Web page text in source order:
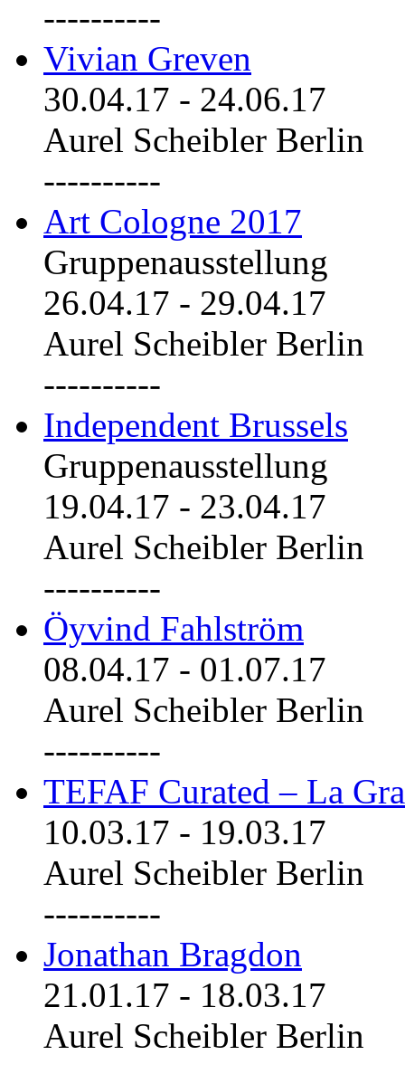
----------
Vivian Greven
30.04.17 - 24.06.17
Aurel Scheibler Berlin
----------
Art Cologne 2017
Gruppenausstellung
26.04.17 - 29.04.17
Aurel Scheibler Berlin
----------
Independent Brussels
Gruppenausstellung
19.04.17 - 23.04.17
Aurel Scheibler Berlin
----------
Öyvind Fahlström
08.04.17 - 01.07.17
Aurel Scheibler Berlin
----------
TEFAF Curated – La
10.03.17 - 19.03.17
Aurel Scheibler Berlin
----------
Jonathan Bragdon
21.01.17 - 18.03.17
Aurel Scheibler Berlin